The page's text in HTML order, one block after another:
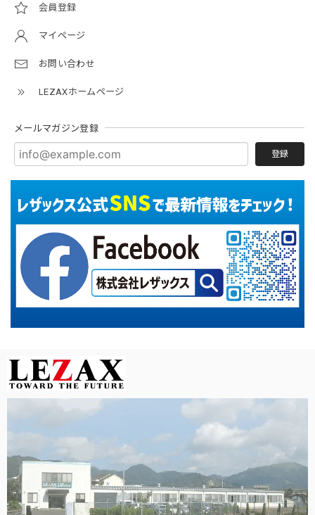
会員登録
マイページ
お問い合わせ
LEZAXホームページ
メールマガジン登録
登録